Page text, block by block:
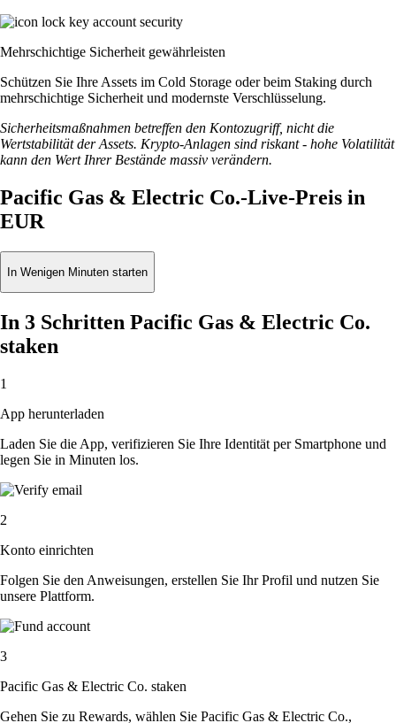
Mehrschichtige Sicherheit gewährleisten
Schützen Sie Ihre Assets im Cold Storage oder beim Staking durch
mehrschichtige Sicherheit und modernste Verschlüsselung.
Sicherheitsmaßnahmen betreffen den Kontozugriff, nicht die
Wertstabilität der Assets. Krypto-Anlagen sind riskant - hohe Volatilität
kann den Wert Ihrer Bestände massiv verändern.
Pacific Gas & Electric Co.-Live-Preis in
EUR
In Wenigen Minuten starten
In 3 Schritten Pacific Gas & Electric Co.
staken
1
App herunterladen
Laden Sie die App, verifizieren Sie Ihre Identität per Smartphone und
legen Sie in Minuten los.
2
Konto einrichten
Folgen Sie den Anweisungen, erstellen Sie Ihr Profil und nutzen Sie
unsere Plattform.
3
Pacific Gas & Electric Co. staken
Gehen Sie zu Rewards, wählen Sie Pacific Gas & Electric Co.,